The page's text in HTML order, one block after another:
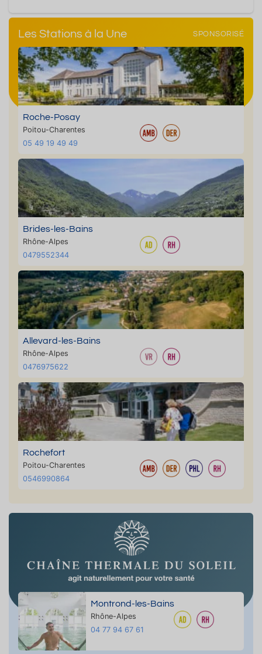
Les Stations à la Une SPONSORISÉ
Roche-Posay
Poitou-Charentes
05 49 19 49 49
Brides-les-Bains
Rhône-Alpes
0479552344
Allevard-les-Bains
Rhône-Alpes
0476975622
Rochefort
Poitou-Charentes
0546990864
Montrond-les-Bains
Rhône-Alpes
04 77 94 67 61